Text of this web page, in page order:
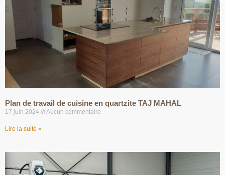
Plan de travail de cuisine en quartzite TAJ MAHAL
17 juin 2024 Aucun commentaire
Lire la suite »